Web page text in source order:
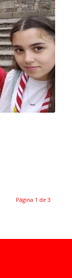
Página 1 de 3